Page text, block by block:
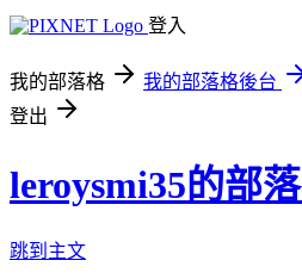
登入
我的部落格 我的部落格後台
登出
leroysmi35的部
跳到主文